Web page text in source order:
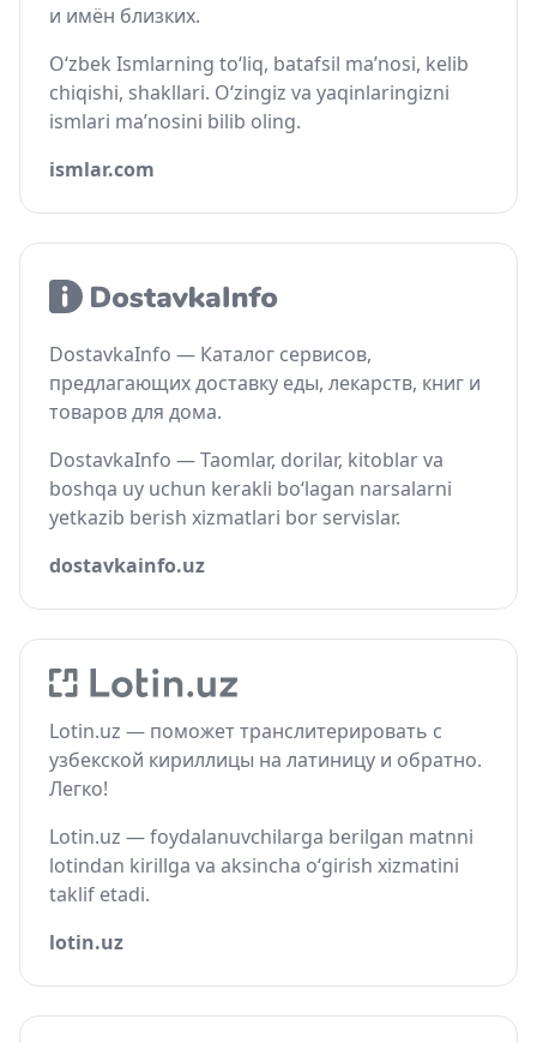
и имён близких.
O‘zbek Ismlarning to‘liq, batafsil ma’nosi, kelib
chiqishi, shakllari. O‘zingiz va yaqinlaringizni
ismlari ma’nosini bilib oling.
ismlar.com
DostavkaInfo — Каталог сервисов,
предлагающих доставку еды, лекарств, книг и
товаров для дома.
DostavkaInfo — Taomlar, dorilar, kitoblar va
boshqa uy uchun kerakli bo‘lagan narsalarni
yetkazib berish xizmatlari bor servislar.
dostavkainfo.uz
Lotin.uz — поможет транслитерировать с
узбекской кириллицы на латиницу и обратно.
Легко!
Lotin.uz — foydalanuvchilarga berilgan matnni
lotindan kirillga va aksincha o‘girish xizmatini
taklif etadi.
lotin.uz